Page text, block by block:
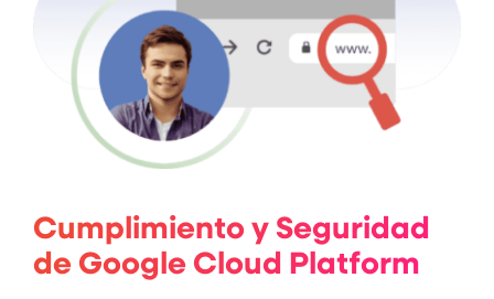
Cumplimiento y Seguridad
de Google Cloud Platform